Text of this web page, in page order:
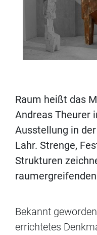
Raum heißt das
Andreas Theurer
Ausstellung in
Lahr. Strenge,
Strukturen
Bekannt
errichtetes